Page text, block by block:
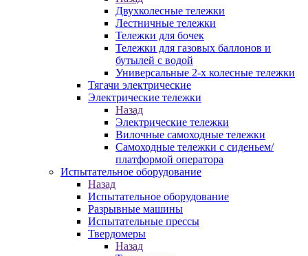
Двухколесные тележки
Лестничные тележки
Тележки для бочек
Тележки для газовых баллонов и
бутылей с водой
Универсальные 2-х колесные тележки
Тягачи электрические
Электрические тележки
Назад
Электрические тележки
Вилочные самоходные тележки
Самоходные тележки с сиденьем/
платформой оператора
Испытательное оборудование
Назад
Испытательное оборудование
Разрывные машины
Испытательные прессы
Твердомеры
Назад